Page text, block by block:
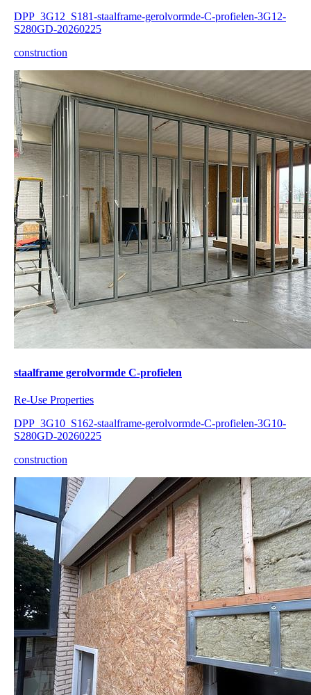
DPP_3G12_S181-staalframe-gerolvormde-C-profielen-3G12-
S280GD-20260225
construction
staalframe gerolvormde C-profielen
Re-Use Properties
DPP_3G10_S162-staalframe-gerolvormde-C-profielen-3G10-
S280GD-20260225
construction